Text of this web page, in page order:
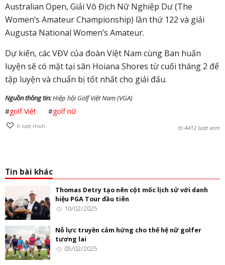
Australian Open, Giải Vô Địch Nữ Nghiệp Dư (The
Women’s Amateur Championship) lần thứ 122 và giải
Augusta National Women’s Amateur.
Dự kiến, các VĐV của đoàn Việt Nam cùng Ban huấn
luyện sẽ có mặt tại sân Hoiana Shores từ cuối tháng 2 để
tập luyện và chuẩn bị tốt nhất cho giải đấu.
Nguồn thông tin:Hiệp hội Golf Việt Nam (VGA)
#golf Việt #golf nữ
0 lượt thích 4412 lượt xem
Tin bài khác
Thomas Detry tạo nên cột mốc lịch sử với danh
hiệu PGA Tour đầu tiên
10/02/2025
Nỗ lực truyền cảm hứng cho thế hệ nữ golfer
tương lai
05/02/2025